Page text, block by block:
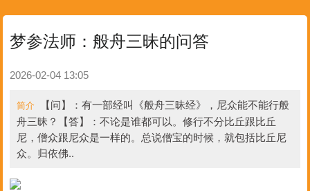
梦参法师：般舟三昧的问答
2026-02-04 13:05
简介
【问】：有一部经叫《般舟三昧经》，尼众能不能行般
舟三昧？【答】：不论是谁都可以。修行不分比丘跟比丘
尼，僧众跟尼众是一样的。总说僧宝的时候，就包括比丘尼
众。归依佛..